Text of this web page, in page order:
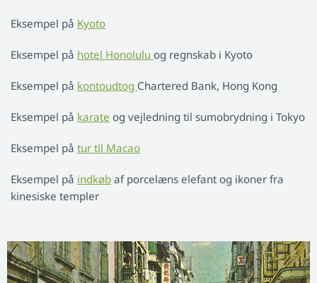
Eksempel på Kyoto
Eksempel på hotel Honolulu og regnskab i Kyoto
Eksempel på kontoudtog Chartered Bank, Hong Kong
Eksempel på karate og vejledning til sumobrydning i Tokyo
Eksempel på tur til Macao
Eksempel på indkøb af porcelæns elefant og ikoner fra
kinesiske templer